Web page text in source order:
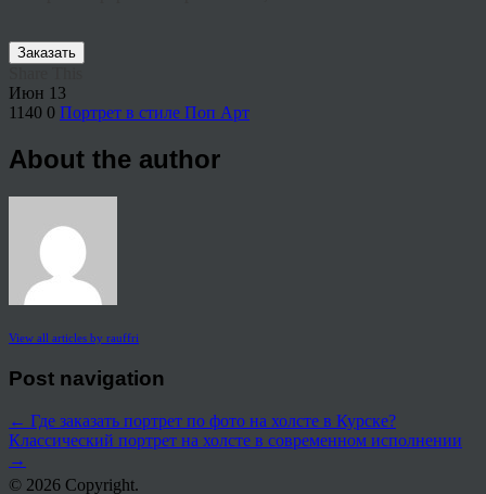
Заказать
Июн 13
1140 0 Портрет в стиле Поп Арт
About the author
View all articles by rauffri
Post navigation
← Где заказать портрет по фото на холсте в Курске?
Классический портрет на холсте в современном исполнении
→
© 2026 Copyright.